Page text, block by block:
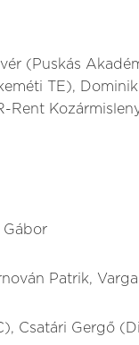
(Puskás
TE),
Rent
Gábor
Patrik,
Csatári Gergő